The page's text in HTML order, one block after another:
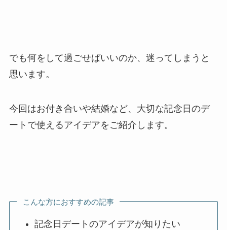
でも何をして過ごせばいいのか、迷ってしまうと
思います。
今回はお付き合いや結婚など、大切な記念日のデ
ートで使えるアイデアをご紹介します。
こんな方におすすめの記事
記念日デートのアイデアが知りたい